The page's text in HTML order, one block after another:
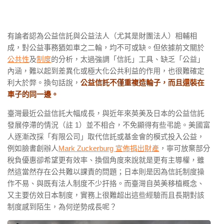
有論者認為公益信託與公益法人（尤其是財團法人）相輔相
成，對公益事務猶如車之二輪，均不可或缺。但依據前文關於
公共性及制度的分析，太過強調「信託」工具、缺乏「公益」
內涵，難以起到差異化或極大化公共利益的作用，也很難確定
利大於弊。換句話說， 公益信託不僅重複造輪子，而且還裝在
車子的同一邊。
臺灣最近公益信託大幅成長，與近年來英美及日本的公益信託
發展停滯的情況（註 1）並不相合，不免顯得有些弔詭。美國富
人逐漸改採「有限公司」取代信託或基金會的模式投入公益，
例如臉書創辦人Mark Zuckerburg 宣佈捐出財產 ，寧可放棄部分
稅負優惠卻希望更有效率、換個角度來說就是更有主導權，雖
然這當然存在公共難以課責的問題；日本則是因為信託制度操
作不易、與既有法人制度不少扞挌。而臺灣自英美移植概念、
又主要仿效日本制度，實務上很難超出這些經驗而且長期對該
制度感到陌生，為何逆勢成長呢？